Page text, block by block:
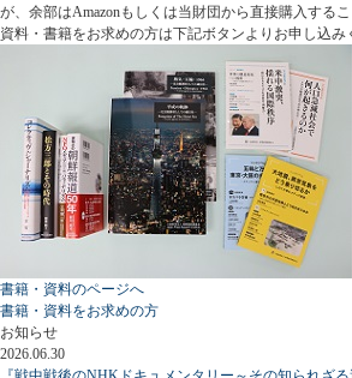
が、余部はAmazonもしくは当財団から直接購入するこ
資料・書籍をお求めの方は下記ボタンよりお申し込み
書籍・資料のページへ
書籍・資料をお求めの方
お知らせ
2026.06.30